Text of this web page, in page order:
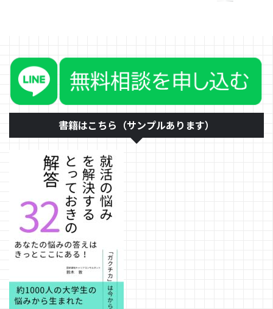
書籍はこちら（サンプルあります）